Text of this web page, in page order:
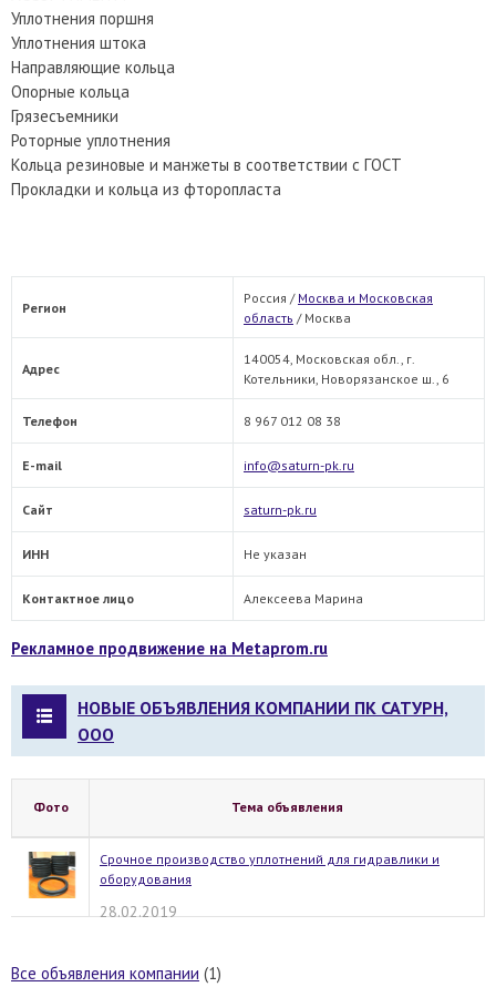
Уплотнения поршня
Уплотнения штока
Направляющие кольца
Опорные кольца
Грязесъемники
Роторные уплотнения
Кольца резиновые и манжеты в соответствии с ГОСТ
Прокладки и кольца из фторопласта
Регион
Россия / Москва и Московская
область / Москва
Адрес
140054, Московская обл., г.
Котельники, Новорязанское ш., 6
Телефон 8 967 012 08 38
E-mail info@saturn-pk.ru
Сайт saturn-pk.ru
ИНН Не указан
Контактное лицо Алексеева Марина
Рекламное продвижение на Metaprom.ru
НОВЫЕ ОБЪЯВЛЕНИЯ КОМПАНИИ ПК САТУРН,
ООО
Фото Тема объявления
Срочное производство уплотнений для гидравлики и
оборудования
28.02.2019
Все объявления компании (1)